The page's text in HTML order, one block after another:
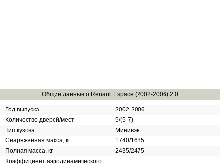
Общие данные о Renault Espace (2002-2006) 2.0
Год выпуска
2002-2006
Количество дверей/мест
5/(5-7)
Тип кузова
Минивэн
Снаряженная масса, кг
1740/1685
Полная масса, кг
2435/2475
Коэффициент аэродинамического